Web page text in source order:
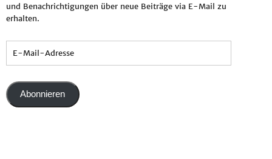
und Benachrichtigungen über neue Beiträge via E-Mail zu
erhalten.
Abonnieren